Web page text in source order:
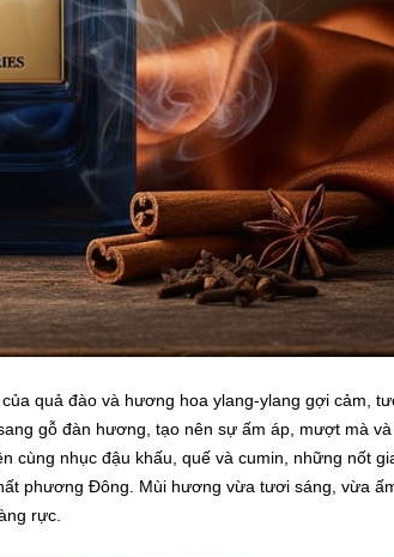
quả đào và hương hoa ylang-ylang gợi cảm,
gỗ đàn hương, tạo nên sự ấm áp, mượt mà
cùng nhục đậu khấu, quế và cumin, những nốt
phương Đông. Mùi hương vừa tươi sáng, vừa
rực.